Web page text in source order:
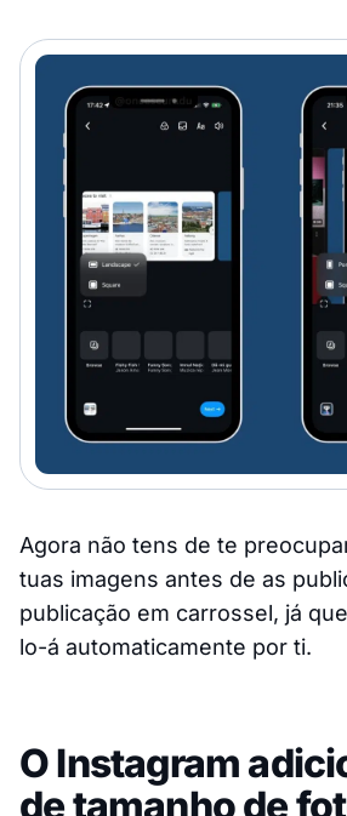
Agora não tens de te
tuas imagens antes de as
publicação em carrossel, já
lo-á automaticamente por ti.
O Instagram
de tamanho de